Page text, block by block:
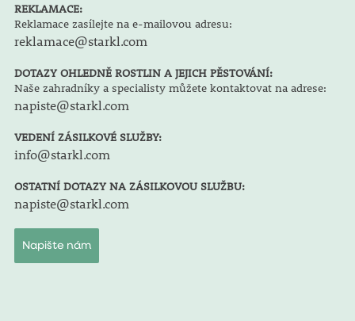
REKLAMACE:
Reklamace zasílejte na e-mailovou adresu:
reklamace@starkl.com
DOTAZY OHLEDNĚ ROSTLIN A JEJICH PĚSTOVÁNÍ:
Naše zahradníky a specialisty můžete kontaktovat na adrese:
napiste@starkl.com
VEDENÍ ZÁSILKOVÉ SLUŽBY:
info@starkl.com
OSTATNÍ DOTAZY NA ZÁSILKOVOU SLUŽBU:
napiste@starkl.com
Napište nám